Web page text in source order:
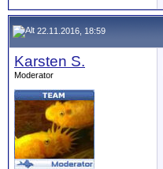
22.11.2016, 18:59
Karsten S.
Moderator